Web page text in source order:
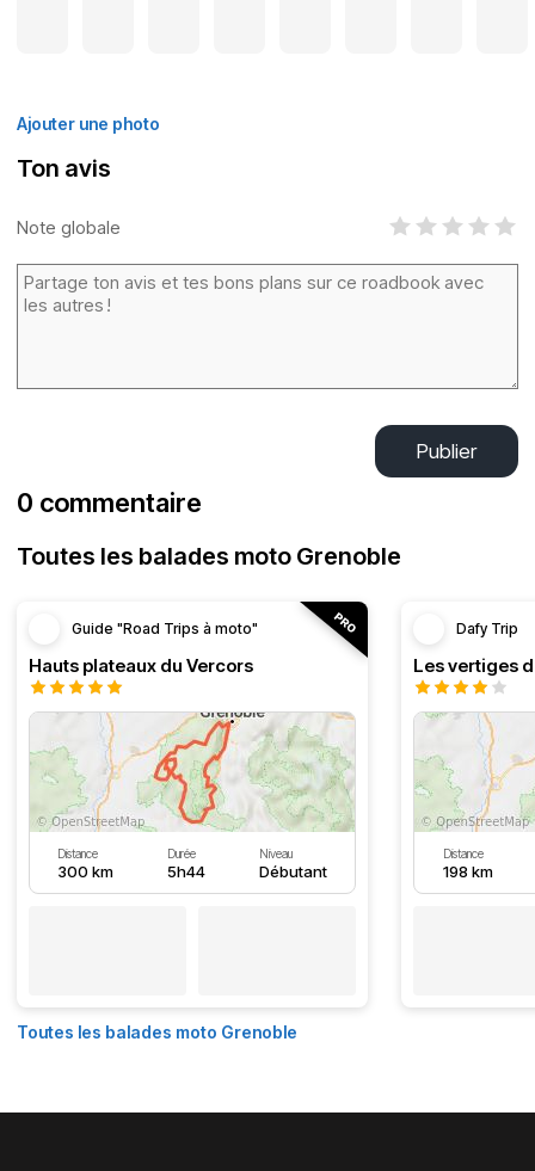
Ajouter une photo
Ton avis
Note globale
Publier
0 commentaire
Toutes les balades moto Grenoble
Guide "Road Trips à moto"
Hauts plateaux du Vercors
Distance
300 km
Durée
5h44
Niveau
Débutant
Dafy Trip
Les vertiges
Distance
198 km
Toutes les balades moto Grenoble